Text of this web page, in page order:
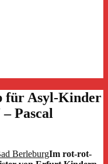
für Asyl-Kinder
Pascal
Im rot-rot-